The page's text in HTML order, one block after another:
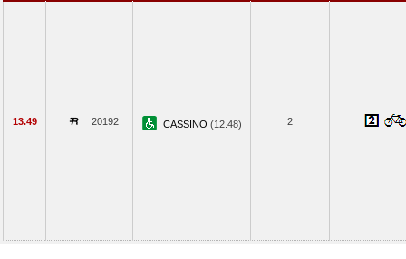
13.49 20192 CASSINO (12.48) 2